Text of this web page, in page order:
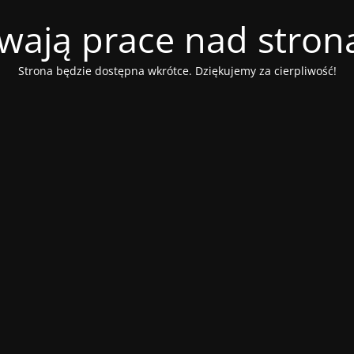
prace nad
Strona będzie dostępna wkrótce. Dziękujemy za cierpliwość!